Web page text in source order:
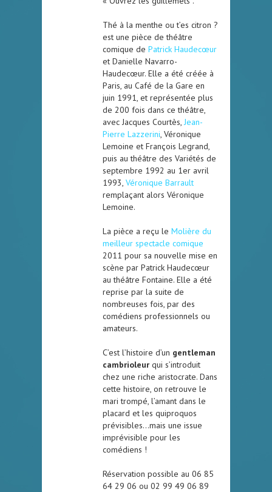
Thé à la menthe ou t’es citron ?
est une pièce de théâtre
comique de Patrick Haudecœur
et Danielle Navarro-
Haudecœur. Elle a été créée à
Paris, au Café de la Gare en
juin 1991, et représentée plus
de 200 fois dans ce théâtre,
avec Jacques Courtès, Jean-
Pierre Lazzerini, Véronique
Lemoine et François Legrand,
puis au théâtre des Variétés de
septembre 1992 au 1er avril
1993, Véronique Barrault
remplaçant alors Véronique
Lemoine.
La pièce a reçu le Molière du
meilleur spectacle comique
2011 pour sa nouvelle mise en
scène par Patrick Haudecœur
au théâtre Fontaine. Elle a été
reprise par la suite de
nombreuses fois, par des
comédiens professionnels ou
amateurs.
C’est l’histoire d’un gentleman
cambrioleur qui s’introduit
chez une riche aristocrate. Dans
cette histoire, on retrouve le
mari trompé, l’amant dans le
placard et les quiproquos
prévisibles…mais une issue
imprévisible pour les
comédiens !
Réservation possible au 06 85
64 29 06 ou 02 99 49 06 89